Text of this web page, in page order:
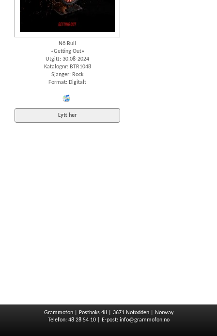
Nö Bull
«Getting Out»
Utgitt: 30.08-2024
Katalognr: BTR1048
Sjanger: Rock
Format: Digitalt
Lytt her
Grammofon | Postboks 48 | 3671 Notodden | Norway
Telefon: 48 28 54 10 | E-post: info@grammofon.no